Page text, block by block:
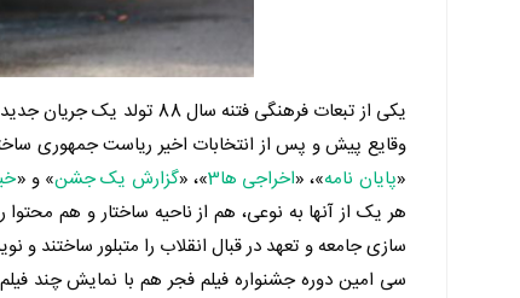
یکی از تبعات فرهنگی
وقایع پیش و پس از انتخابات اخیر ریاست جمهوری
«پایان نامه»، «اخراجی ها3 »، «گزارش یک جشن» و «
هر یک از آنها به نوعی، هم از ناحیه ساختار و هم
سازی جامعه و تعهد در قبال انقلاب را متبلور ساختند و
سی امین دوره جشنواره فیلم فجر هم با نمایش چند